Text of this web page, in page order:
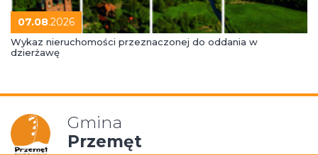
07.08.2026
Wykaz nieruchomości przeznaczonej do oddania w
dzierżawę
Gmina
Przemęt